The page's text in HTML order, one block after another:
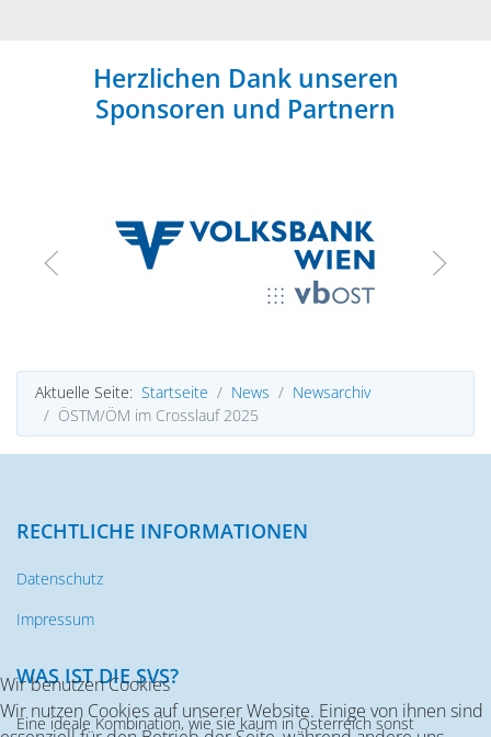
Herzlichen Dank unseren
Sponsoren und Partnern
Aktuelle Seite: Startseite News
Newsarchiv
ÖSTM/ÖM im Crosslauf 2025
RECHTLICHE INFORMATIONEN
Datenschutz
Impressum
WAS IST DIE SVS?
Eine ideale Kombination, wie sie kaum in Österreich sonst
Wir benutzen Cookies
Wir nutzen Cookies auf unserer Website. Einige von ihnen sind